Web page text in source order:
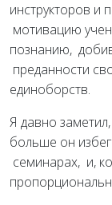
инструкторов
мотивацию
познанию,
преданности
единоборств.
Я давно
больше он
семинарах, и,